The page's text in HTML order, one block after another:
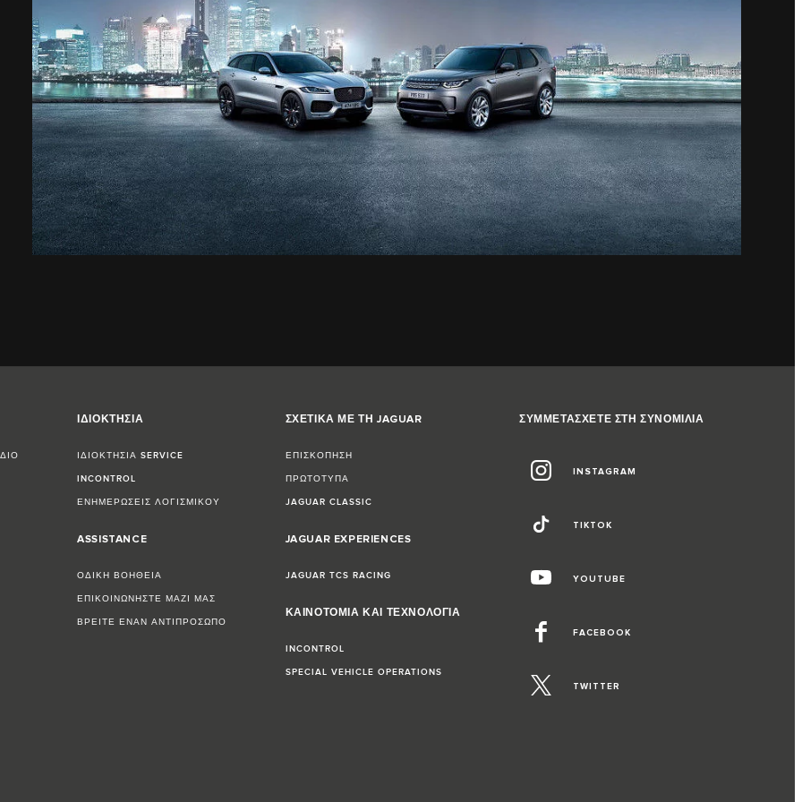
ΙΔΙΟΚΤΗΣΙΑ
ΙΔΙΟΚΤΗΣΙΑ SERVICE
INCONTROL
ΕΝΗΜΕΡΩΣΕΙΣ ΛΟΓΙΣΜΙΚΟΥ
ASSISTANCE
ΟΔΙΚΗ ΒΟΗΘΕΙΑ
ΕΠΙΚΟΙΝΩΝΗΣΤΕ ΜΑΖΙ ΜΑΣ
ΒΡΕΙΤΕ ΕΝΑΝ ΑΝΤΙΠΡΟΣΩΠΟ
ΣΧΕΤΙΚΑ ΜΕ ΤΗ JAGUAR
ΕΠΙΣΚΟΠΗΣΗ
ΠΡΩΤΟΤΥΠΑ
JAGUAR CLASSIC
JAGUAR EXPERIENCES
JAGUAR TCS RACING
ΚΑΙΝΟΤΟΜΙΑ ΚΑΙ ΤΕΧΝΟΛΟΓΙΑ
INCONTROL
SPECIAL VEHICLE OPERATIONS
ΣΥΜΜΕΤΑΣΧΕΤΕ ΣΤΗ ΣΥΝΟΜΙΛΙΑ
INSTAGRAM
TIKTOK
YOUTUBE
FACEBOOK
TWITTER